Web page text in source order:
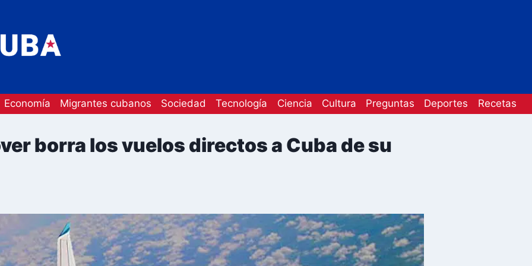
Economía Migrantes cubanos Sociedad Tecnología Ciencia Cultura Preguntas Deportes Recetas
borra los vuelos directos a Cuba de su